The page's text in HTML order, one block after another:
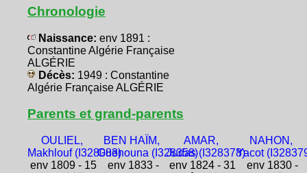
Chronologie
Naissance: env 1891 :
Constantine Algérie Française
ALGÉRIE
Décès: 1949 : Constantine
Algérie Française ALGÉRIE
Parents et grand-parents
OULIEL,
Makhlouf (I328083)
env 1809 - 15
BEN HAÏM,
Guenouna (I328358)
env 1833 -
AMAR,
Judas (I328378)
env 1824 - 31
NAHON,
Yacot
env 1830 -